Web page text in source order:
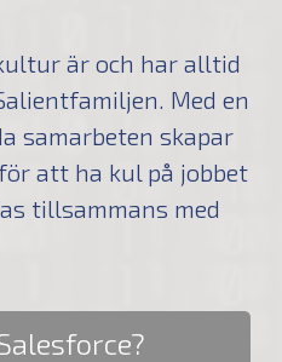
är och har alltid
Med en
samarbeten skapar
att ha kul på jobbet
tillsammans med